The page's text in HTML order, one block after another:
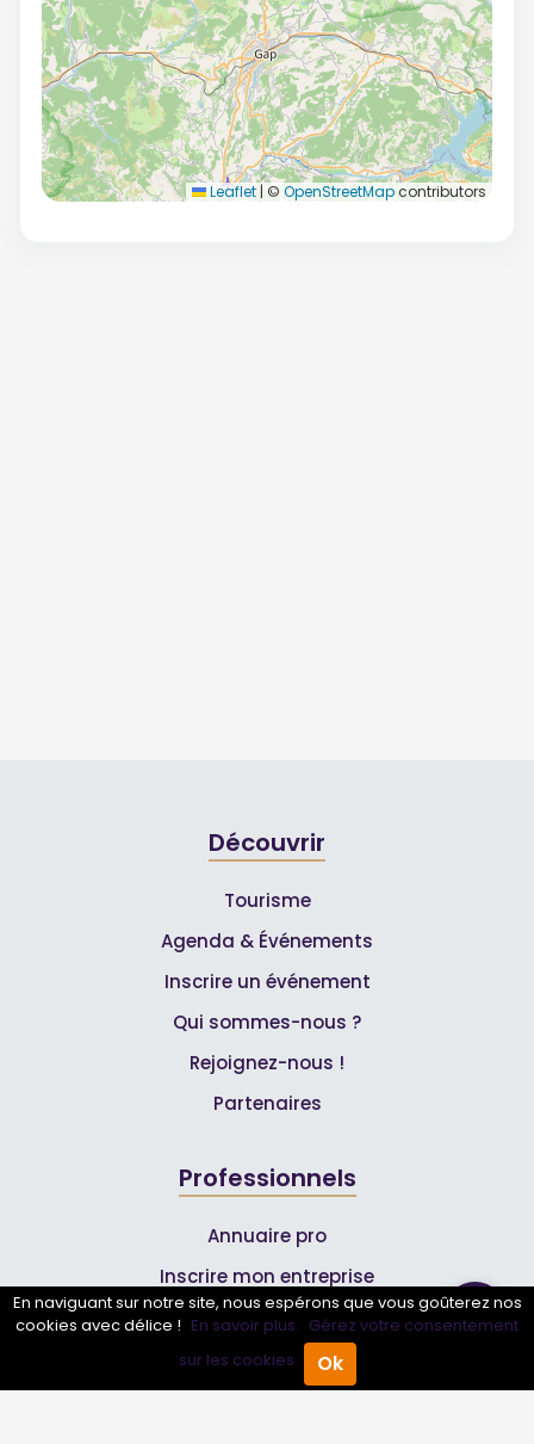
Annuaire Pro Agenda
Leaflet | © OpenStreetMapcontributors
Découvrir
Tourisme
Agenda & Événements
Inscrire un événement
Qui sommes-nous ?
Rejoignez-nous !
Partenaires
Professionnels
Annuaire pro
Inscrire mon entreprise
Les Abonnements Pros
Infos
En naviguant sur notre site, nous espérons que vous goûterez nos
cookies avec délice ! En savoir plus. Gérez votre consentement
sur les cookies.
Ok